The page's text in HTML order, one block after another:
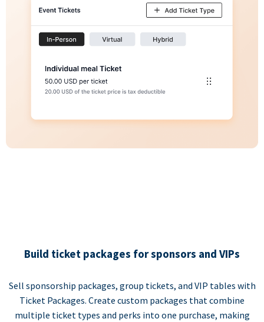
Build ticket packages for sponsors and VIPs
Sell sponsorship packages, group tickets, and VIP tables with
Ticket Packages. Create custom packages that combine
multiple ticket types and perks into one purchase, making